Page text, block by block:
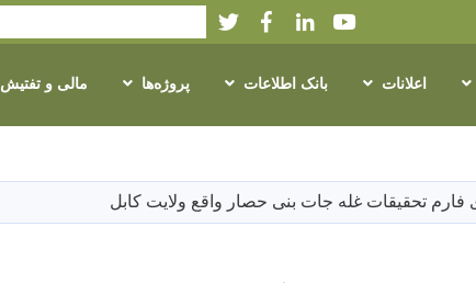
main
content
Youtube
LinkedIn
Facebook
Twitter
Search
اعلانات بانک اطلاعات پروژه‌ها مالی و تفتیش
فارم تحقیقات غله جات بنی حصار واقع ولایت کابل